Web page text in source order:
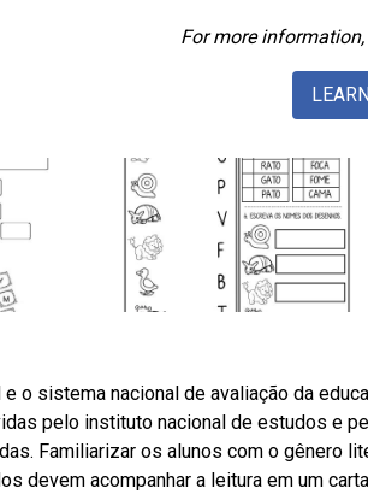
For more
o sistema nacional de avaliação da
pelo instituto nacional de estudos e
Familiarizar os alunos com o gênero
devem acompanhar a leitura em um